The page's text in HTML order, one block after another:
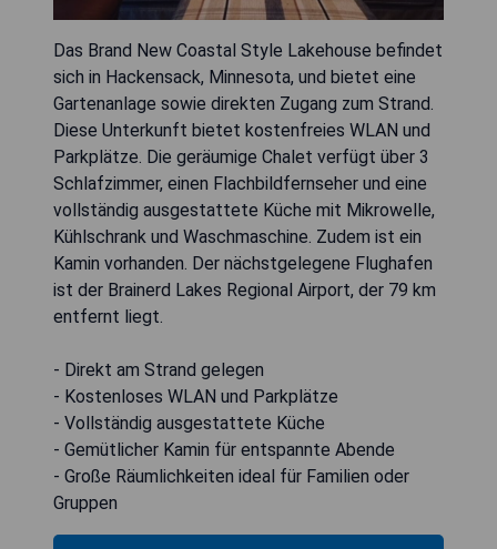
Das Brand New Coastal Style Lakehouse befindet
sich in Hackensack, Minnesota, und bietet eine
Gartenanlage sowie direkten Zugang zum Strand.
Diese Unterkunft bietet kostenfreies WLAN und
Parkplätze. Die geräumige Chalet verfügt über 3
Schlafzimmer, einen Flachbildfernseher und eine
vollständig ausgestattete Küche mit Mikrowelle,
Kühlschrank und Waschmaschine. Zudem ist ein
Kamin vorhanden. Der nächstgelegene Flughafen
ist der Brainerd Lakes Regional Airport, der 79 km
entfernt liegt.
- Direkt am Strand gelegen
- Kostenloses WLAN und Parkplätze
- Vollständig ausgestattete Küche
- Gemütlicher Kamin für entspannte Abende
- Große Räumlichkeiten ideal für Familien oder
Gruppen